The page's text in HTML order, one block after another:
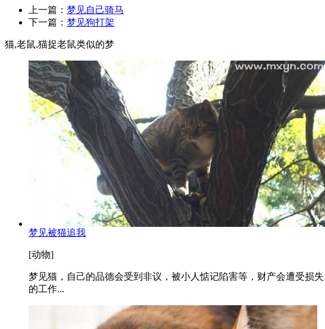
上一篇： 梦见自己骑马
下一篇： 梦见狗打架
猫,老鼠,猫捉老鼠类似的梦
梦见被猫追我
[动物]
梦见猫，自己的品德会受到非议，被小人惦记陷害等，财产会遭受损
的工作...